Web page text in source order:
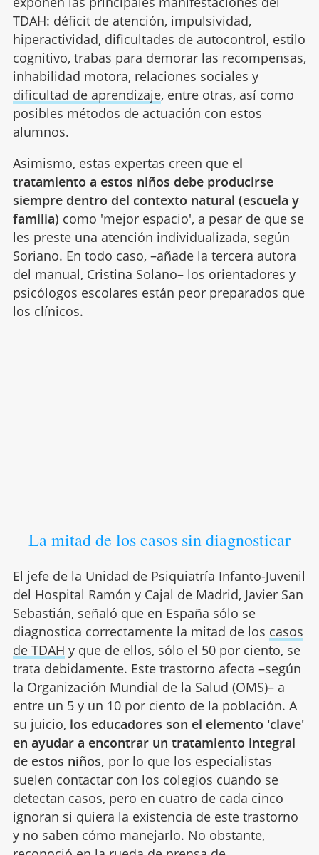
TDAH: déficit de atención, impulsividad,
hiperactividad, dificultades de autocontrol, estilo
cognitivo, trabas para demorar las recompensas,
inhabilidad motora, relaciones sociales y
dificultad de aprendizaje, entre otras, así como
posibles métodos de actuación con estos
alumnos.
Asimismo, estas expertas creen que el
tratamiento a estos niños debe producirse
siempre dentro del contexto natural (escuela y
familia) como 'mejor espacio', a pesar de que se
les preste una atención individualizada, según
Soriano. En todo caso, –añade la tercera autora
del manual, Cristina Solano– los orientadores y
psicólogos escolares están peor preparados que
los clínicos.
La mitad de los casos sin diagnosticar
El jefe de la Unidad de Psiquiatría Infanto-Juvenil
del Hospital Ramón y Cajal de Madrid, Javier San
Sebastián, señaló que en España sólo se
diagnostica correctamente la mitad de los casos
de TDAH y que de ellos, sólo el 50 por ciento, se
trata debidamente. Este trastorno afecta –según
la Organización Mundial de la Salud (OMS)– a
entre un 5 y un 10 por ciento de la población. A
su juicio, los educadores son el elemento 'clave'
en ayudar a encontrar un tratamiento integral
de estos niños, por lo que los especialistas
suelen contactar con los colegios cuando se
detectan casos, pero en cuatro de cada cinco
ignoran si quiera la existencia de este trastorno
y no saben cómo manejarlo. No obstante,